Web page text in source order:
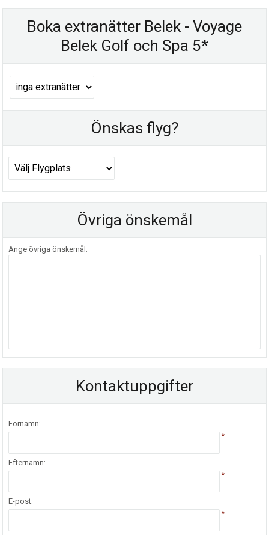
Boka extranätter Belek - Voyage
Belek Golf och Spa 5*
Önskas flyg?
Övriga önskemål
Ange övriga önskemål.
Kontaktuppgifter
Förnamn:
*
Efternamn:
*
E-post:
*